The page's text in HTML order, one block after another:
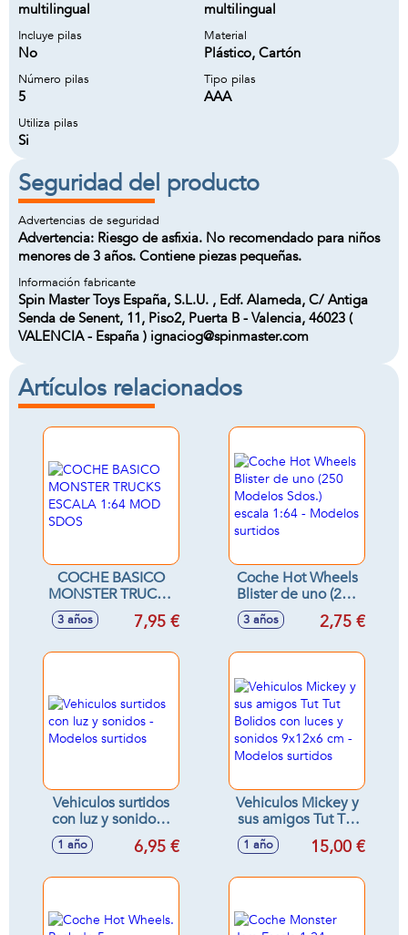
multilingual multilingual
Incluye pilas
No
Material
Plástico, Cartón
Número pilas
5
Tipo pilas
AAA
Utiliza pilas
Si
Seguridad del producto
Advertencias de seguridad
Advertencia: Riesgo de asfixia. No recomendado para niños
menores de 3 años. Contiene piezas pequeñas.
Información fabricante
Spin Master Toys España, S.L.U. , Edf. Alameda, C/ Antiga
Senda de Senent, 11, Piso2, Puerta B - Valencia, 46023 (
VALENCIA - España ) ignaciog@spinmaster.com
Artículos relacionados
COCHE BASICO
MONSTER TRUCKS
ESCALA 1:64 MOD
SDOS
3 años 7,95 €
Coche Hot Wheels
Blister de uno (250
Modelos Sdos.)
escala 1:64 -
3 años 2,75 €
Vehiculos surtidos
con luz y sonidos -
Modelos surtidos
1 año 6,95 €
Vehiculos Mickey y
sus amigos Tut Tut
Bolidos con luces y
sonidos 9x12x6 cm
1 año 15,00 €